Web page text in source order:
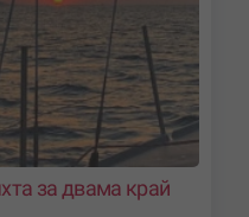
за двама край